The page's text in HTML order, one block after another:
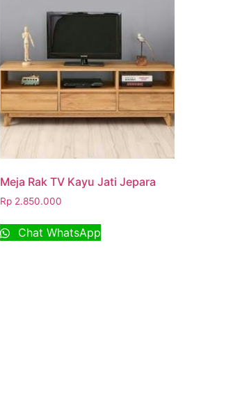
Meja Rak TV Kayu Jati Jepara
Rp 2.850.000
Chat WhatsApp